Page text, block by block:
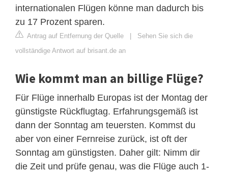
internationalen Flügen könne man dadurch bis
zu 17 Prozent sparen.
Antrag auf Entfernung der Quelle | Sehen Sie sich die
vollständige Antwort auf brisant.de an
Wie kommt man an billige Flüge?
Für Flüge innerhalb Europas ist der Montag der
günstigste Rückflugtag. Erfahrungsgemäß ist
dann der Sonntag am teuersten. Kommst du
aber von einer Fernreise zurück, ist oft der
Sonntag am günstigsten. Daher gilt: Nimm dir
die Zeit und prüfe genau, was die Flüge auch 1-